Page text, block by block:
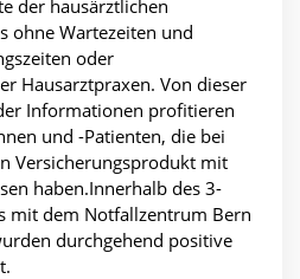
der hausärztlichen
ohne Wartezeiten und
oder
Hausarztpraxen. Von dieser
Informationen profitieren
und -Patienten, die bei
Versicherungsprodukt mit
haben.Innerhalb des 3-
mit dem Notfallzentrum Bern
durchgehend positive